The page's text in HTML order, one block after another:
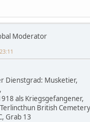
Moderator
Dienstgrad: Musketier,
als Kriegsgefangener,
British
Grab 13